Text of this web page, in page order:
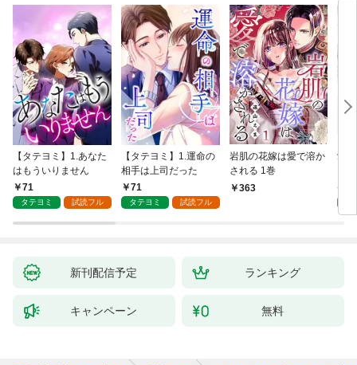
【タテヨミ】1.あなた
はもういりません
71
タテヨミ 試読フル
【タテヨミ】1.運命の
相手は上司だった
71
タテヨミ 試読フル
岩肌の花嫁は愛で溶か
される 1巻
363
愛
新刊配信予定 ランキング
キャンペーン 無料